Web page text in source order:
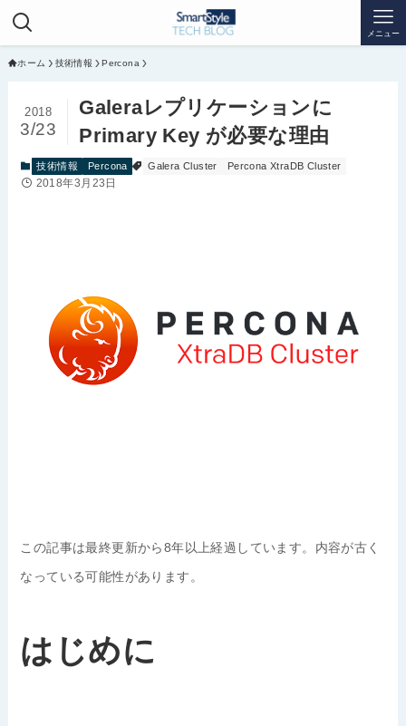
メニュー
ホーム 技術情報 Percona
Galeraレプリケーションに
Primary Key が必要な理由
2018
3/23
技術情報 Percona Galera Cluster Percona XtraDB Cluster
2018年3月23日
この記事は最終更新から8年以上経過しています。内容が古く
なっている可能性があります。
はじめに